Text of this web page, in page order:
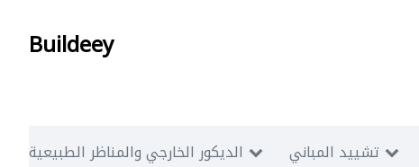
Buildeey
الديكور الخارجي والمناظر الطبيعية تشييد المباني